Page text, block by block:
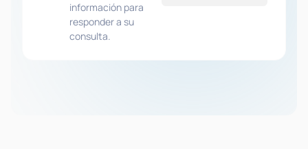
información para
responder a su
consulta.